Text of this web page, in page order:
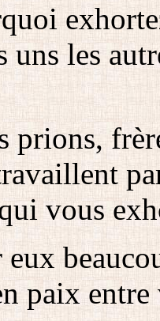
uns les
prions,
vous
paix entre